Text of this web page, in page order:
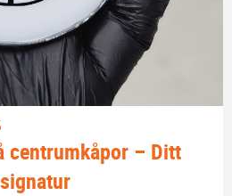
centrumkåpor – Ditt